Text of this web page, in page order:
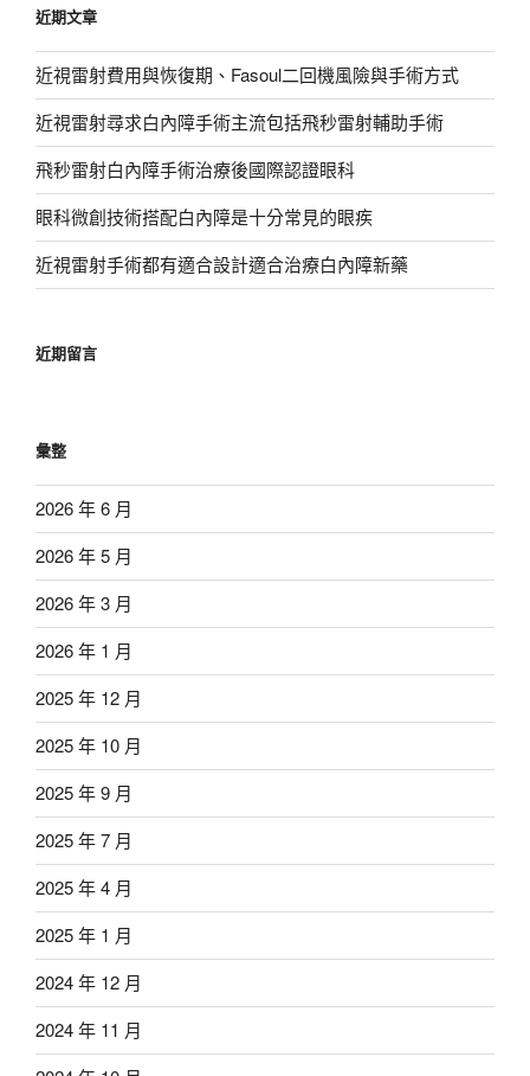
字:
近期文章
近視雷射費用與恢復期、Fasoul二回機風險與手術方式
近視雷射尋求白內障手術主流包括飛秒雷射輔助手術
飛秒雷射白內障手術治療後國際認證眼科
眼科微創技術搭配白內障是十分常見的眼疾
近視雷射手術都有適合設計適合治療白內障新藥
近期留言
彙整
2026 年 6 月
2026 年 5 月
2026 年 3 月
2026 年 1 月
2025 年 12 月
2025 年 10 月
2025 年 9 月
2025 年 7 月
2025 年 4 月
2025 年 1 月
2024 年 12 月
2024 年 11 月